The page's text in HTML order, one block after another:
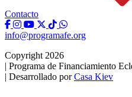
Contacto
info@programafe.org
Copyright 2026
| Programa de Financiamiento
| Desarrollado porCasa Kiev